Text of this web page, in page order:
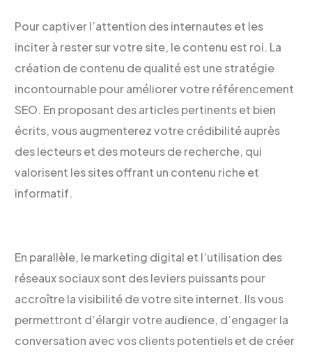
Pour captiver l’attention des internautes et les
inciter à rester sur votre site, le contenu est roi. La
création de contenu de qualité est une stratégie
incontournable pour améliorer votre référencement
SEO. En proposant des articles pertinents et bien
écrits, vous augmenterez votre crédibilité auprès
des lecteurs et des moteurs de recherche, qui
valorisent les sites offrant un contenu riche et
informatif.
En parallèle, le marketing digital et l’utilisation des
réseaux sociaux sont des leviers puissants pour
accroître la visibilité de votre site internet. Ils vous
permettront d’élargir votre audience, d’engager la
conversation avec vos clients potentiels et de créer